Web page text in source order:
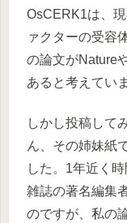
OsCERK1は、
ァクターの受容
の論文がNature
あると考えてい
しかし投稿して
ん、その姉妹紙
した。1年近く
雑誌の著名編集
のですが、私の